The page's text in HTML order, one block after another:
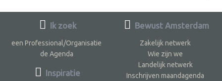
Ik zoek
een Professional/Organisatie
de Agenda
Inspiratie
Bewust Amsterdam
Zakelijk netwerk
Wie zijn we
Landelijk netwerk
Inschrijven maandagenda